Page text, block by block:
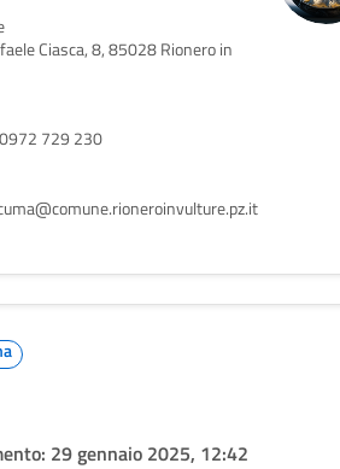
Ciasca, 8, 85028 Rionero in
729 230
29 gennaio 2025, 12:42